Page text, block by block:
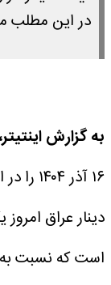
در این مطلب
به گزارش اینتیتر،
۱۶ آذر ۱۴۰۴ را در این مطلب مشاهده می کنید.